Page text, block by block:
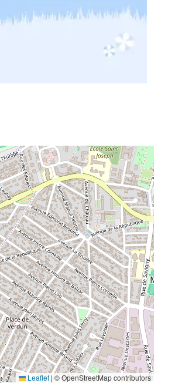
Leaflet | © OpenStreetMap contributors